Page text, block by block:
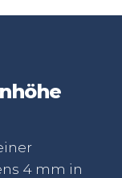
4 mm in